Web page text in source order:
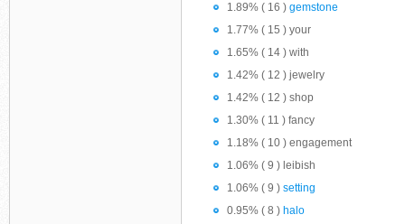
1.89% ( 16 ) gemstone
1.77% ( 15 ) your
1.65% ( 14 ) with
1.42% ( 12 ) jewelry
1.42% ( 12 ) shop
1.30% ( 11 ) fancy
1.18% ( 10 ) engagement
1.06% ( 9 ) leibish
1.06% ( 9 ) setting
0.95% ( 8 ) halo